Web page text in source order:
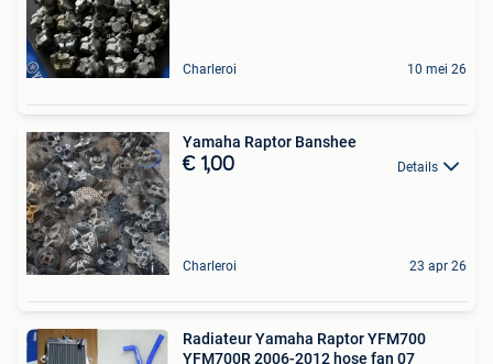
Charleroi 10 mei 26
Yamaha Raptor Banshee
€ 1,00 Details
Charleroi 23 apr 26
Radiateur Yamaha Raptor YFM700
YFM700R 2006-2012 hose fan 07